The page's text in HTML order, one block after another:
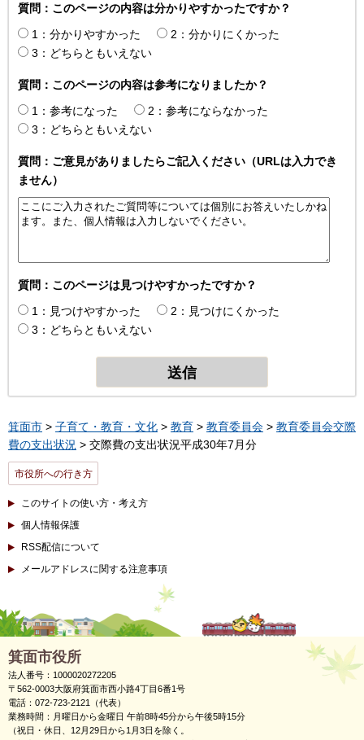
質問：このページの内容は分かりやすかったですか？
1：分かりやすかった
2：分かりにくかった
3：どちらともいえない
質問：このページの内容は参考になりましたか？
1：参考になった
2：参考にならなかった
3：どちらともいえない
質問：ご意見がありましたらご記入ください（URLは入力でき
ません）
質問：このページは見つけやすかったですか？
1：見つけやすかった
2：見つけにくかった
3：どちらともいえない
箕面市 > 子育て・教育・文化 > 教育 > 教育委員会 > 教育委員会交際
費の支出状況 > 交際費の支出状況平成30年7月分
市役所への行き方
このサイトの使い方・考え方
個人情報保護
RSS配信について
メールアドレスに関する注意事項
箕面市役所
法人番号：1000020272205
〒562-0003大阪府箕面市西小路4丁目6番1号
電話：072-723-2121（代表）
業務時間：月曜日から金曜日 午前8時45分から午後5時15分
（祝日・休日、12月29日から1月3日を除く。